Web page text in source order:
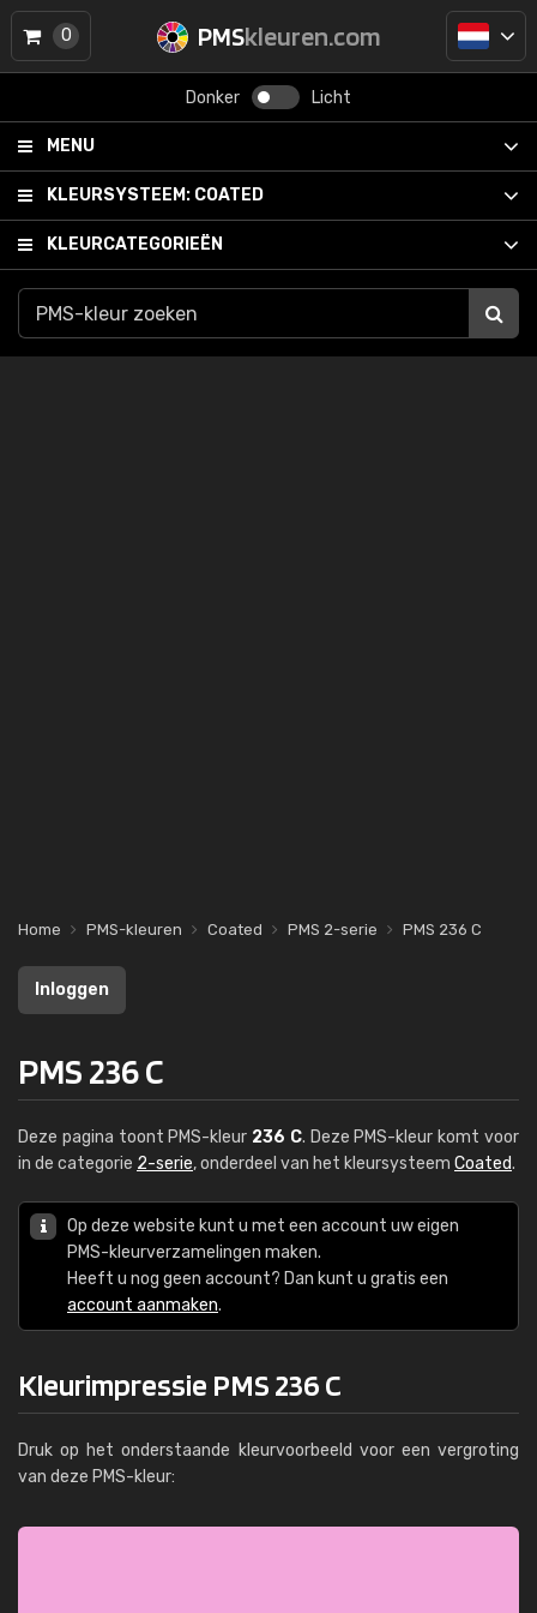
PMSkleuren.com
Donker Licht
MENU
KLEURSYSTEEM: COATED
KLEURCATEGORIEËN
0
Home PMS-kleuren Coated PMS 2-serie PMS 236 C
Inloggen
PMS 236 C
Deze pagina toont PMS-kleur 236 C. Deze PMS-kleur komt voor
in de categorie 2-serie, onderdeel van het kleursysteem Coated.
Op deze website kunt u met een account uw eigen
PMS-kleurverzamelingen maken.
Heeft u nog geen account? Dan kunt u gratis een
account aanmaken.
Kleurimpressie PMS 236 C
Druk op het onderstaande kleurvoorbeeld voor een vergroting
van deze PMS-kleur: